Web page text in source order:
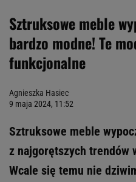
Sztruksowe meble
bardzo modne! Te
funkcjonalne
Agnieszka Hasiec
9 maja 2024, 11:52
Sztruksowe meble
z najgorętszych trendów
Wcale się temu nie